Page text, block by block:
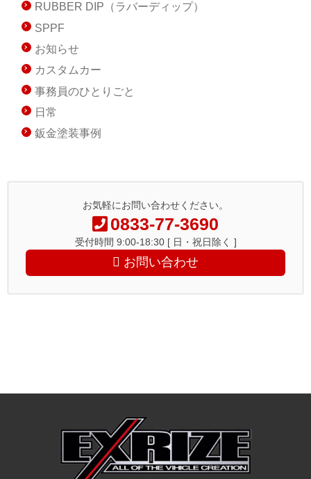
RUBBER DIP（ラバーディップ）
SPPF
お知らせ
カスタムカー
事務員のひとりごと
日常
鈑金塗装事例
お気軽にお問い合わせください。
0833-77-3690
受付時間 9:00-18:30 [ 日・祝日除く ]
お問い合わせ